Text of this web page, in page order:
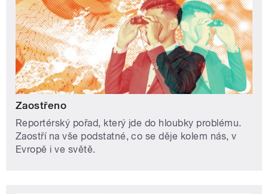
Zaostřeno
Reportérský pořad, který jde do hloubky problému.
Zaostří na vše podstatné, co se děje kolem nás, v
Evropě i ve světě.